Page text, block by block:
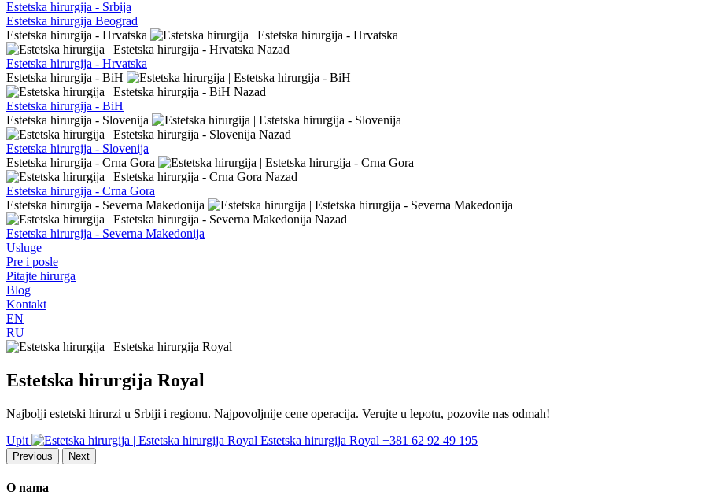
Estetska hirurgija - Srbija
Estetska hirurgija Beograd
Estetska hirurgija - Hrvatska
Nazad
Estetska hirurgija - Hrvatska
Estetska hirurgija - BiH
Nazad
Estetska hirurgija - BiH
Estetska hirurgija - Slovenija
Nazad
Estetska hirurgija - Slovenija
Estetska hirurgija - Crna Gora
Nazad
Estetska hirurgija - Crna Gora
Estetska hirurgija - Severna Makedonija
Nazad
Estetska hirurgija - Severna Makedonija
Usluge
Pre i posle
Pitajte hirurga
Blog
Kontakt
EN
RU
Estetska hirurgija Royal
Najbolji estetski hirurzi u Srbiji i regionu. Najpovoljnije cene operacija. Verujte u lepotu, pozovite nas odmah!
Upit
+381 62 92 49 195
Previous Next
O nama